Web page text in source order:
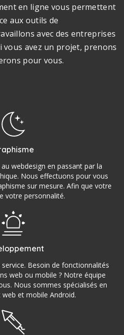
en ligne vous permettent
aux outils de
avec des entreprises
vous avez un projet, prenons
pour vous.
webdesign en passant par la
Nous effectuons pour vous
sur mesure. Afin que votre
votre personnalité.
Besoin de fonctionnalités
web ou mobile ? Notre équipe
Nous sommes spécialisés en
et mobile Android.